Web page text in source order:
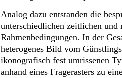
Analog dazu entstanden die
unterschiedlichen zeitlichen und
Rahmenbedingungen. In der
heterogenes Bild vom
ikonografisch fest umrissenen
anhand eines Fragerasters zu